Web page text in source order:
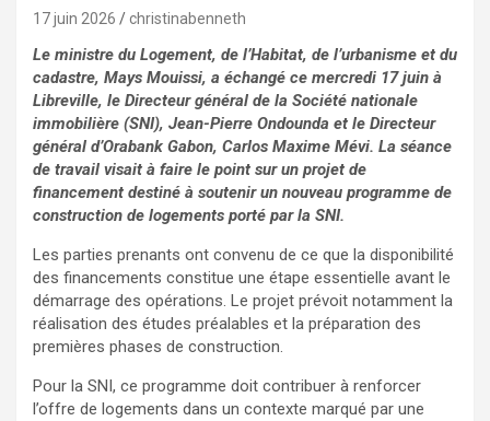
17 juin 2026 christinabenneth
Le ministre du Logement, de l’Habitat, de l’urbanisme et du
cadastre, Mays Mouissi, a échangé ce mercredi 17 juin à
Libreville, le Directeur général de la Société nationale
immobilière (SNI), Jean-Pierre Ondounda et le Directeur
général d’Orabank Gabon, Carlos Maxime Mévi. La séance
de travail visait à faire le point sur un projet de
financement destiné à soutenir un nouveau programme de
construction de logements porté par la SNI.
Les parties prenants ont convenu de ce que la disponibilité
des financements constitue une étape essentielle avant le
démarrage des opérations. Le projet prévoit notamment la
réalisation des études préalables et la préparation des
premières phases de construction.
Pour la SNI, ce programme doit contribuer à renforcer
l’offre de logements dans un contexte marqué par une